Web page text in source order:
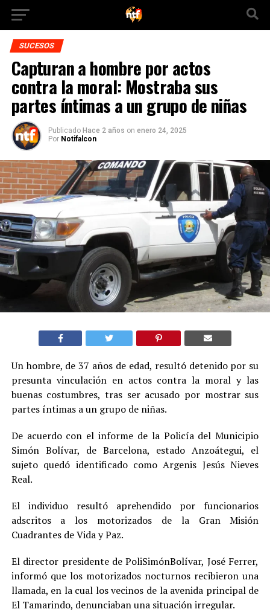
SUCESOS
Capturan a hombre por actos
contra la moral: Mostraba sus
partes íntimas a un grupo de niñas
Publicado Hace 2 años on enero 24, 2025
Por Notifalcon
Un hombre, de 37 años de edad, resultó detenido por su
presunta vinculación en actos contra la moral y las
buenas costumbres, tras ser acusado por mostrar sus
partes íntimas a un grupo de niñas.
De acuerdo con el informe de la Policía del Municipio
Simón Bolívar, de Barcelona, estado Anzoátegui, el
sujeto quedó identificado como Argenis Jesús Nieves
Real.
El individuo resultó aprehendido por funcionarios
adscritos a los motorizados de la Gran Misión
Cuadrantes de Vida y Paz.
El director presidente de PoliSimónBolívar, José Ferrer,
informó que los motorizados nocturnos recibieron una
llamada, en la cual los vecinos de la avenida principal de
El Tamarindo, denunciaban una situación irregular.